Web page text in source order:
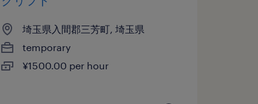
埼玉県入間郡三芳町, 埼玉県
temporary
¥1500.00 per hour